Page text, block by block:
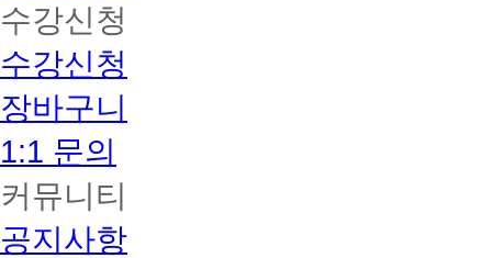
수강신청
수강신청
장바구니
1:1 문의
커뮤니티
공지사항